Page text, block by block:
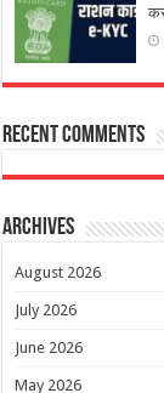
Recent Comments
Archives
August 2026
July 2026
June 2026
May 2026